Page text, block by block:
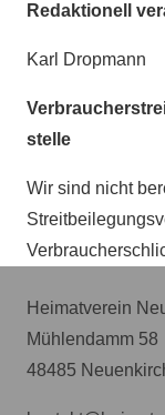
Redaktionell
Karl Dropmann
stelle
Wir sind nicht
Heimatverein
Mühlendamm 58
48485